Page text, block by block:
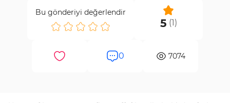
5 (1 )
Bu gönderiyi değerlendir
0 7074